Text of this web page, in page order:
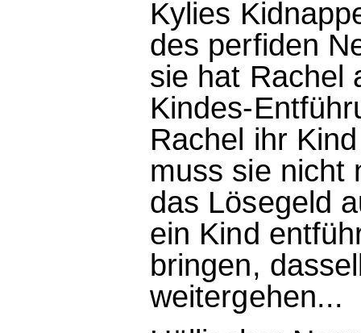
Kylies
des perfiden
sie hat Rachel
Kindes-
Rachel ihr
muss sie nicht
das Lösegeld
ein Kind
bringen,
weitergehen...